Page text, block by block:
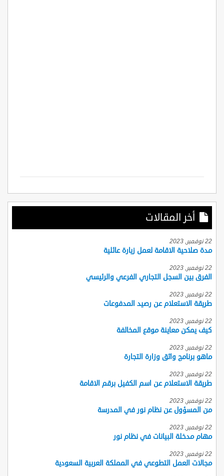
أخر المقالات
22 نوفمبر, 2023
مدة صلاحية الاقامة لعمل زيارة عائلية
22 نوفمبر, 2023
الفرق بين السجل التجاري الفرعي والرئيسي
22 نوفمبر, 2023
طريقة الاستعلام عن رصيد المدفوعات
22 نوفمبر, 2023
كيف يمكن معاينة موقع المخالفة
22 نوفمبر, 2023
ماهو برنامج واثق وزارة التجارة
22 نوفمبر, 2023
طريقة الاستعلام عن اسم الكفيل برقم الاقامة
22 نوفمبر, 2023
من المسؤول عن نظام نور في المدرسة
22 نوفمبر, 2023
مهام مدخلة البيانات في نظام نور
22 نوفمبر, 2023
مجالات العمل التطوعي في المملكة العربية السعودية